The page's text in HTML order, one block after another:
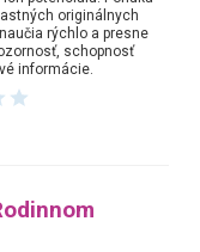
originálnych
rýchlo a presne
schopnosť
informácie.